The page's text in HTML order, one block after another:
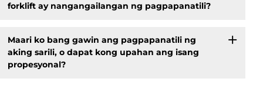
forklift ay nangangailangan ng pagpapanatili?
Maari ko bang gawin ang pagpapanatili ng
aking sarili, o dapat kong upahan ang isang
propesyonal?